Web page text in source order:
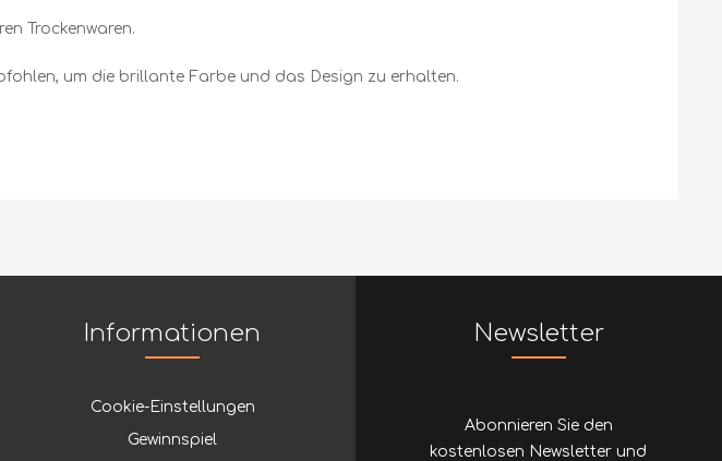
Trockenwaren.
um die brillante Farbe und das Design zu erhalten.
Informationen
Cookie-Einstellungen
Gewinnspiel
Newsletter
Abonnieren Sie den
kostenlosen Newsletter und